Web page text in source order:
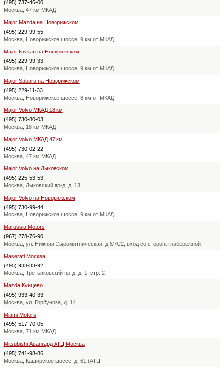
(495) 737-46-00
Москва, 47 км МКАД
Major Mazda на Новорижском
(495) 229-99-55
Москва, Новорижское шоссе, 9 км от МКАД
Major Nissan на Новорижском
(495) 229-99-33
Москва, Новорижское шоссе, 9 км от МКАД
Major Subaru на Новорижском
(495) 229-11-33
Москва, Новорижское шоссе, 8 км от МКАД
Major Volvo МКАД 18 км
(495) 730-80-03
Москва, 18 км МКАД
Major Volvo МКАД 47 км
(495) 730-02-22
Москва, 47 км МКАД
Major Volvo на Лыковском
(495) 225-53-53
Москва, Лыковский пр-д, д. 13
Major Volvo на Новорижском
(495) 730-99-44
Москва, Новорижское шоссе, 9 км от МКАД
Marussia Motors
(967) 278-76-90
Москва, ул. Нижняя Сыромятническая, д 5/7С2, вход со стороны набережной
Maserati Москва
(495) 933-33-92
Москва, Третьяковский пр-д, д. 1, стр. 2
Mazda Кунцево
(495) 933-40-33
Москва, ул. Горбунова, д. 14
Miami Motors
(495) 517-70-05
Москва, 71 км МКАД
Mitsubishi Авангард АТЦ Москва
(495) 741-98-86
Москва, Каширское шоссе, д. 61 (АТЦ